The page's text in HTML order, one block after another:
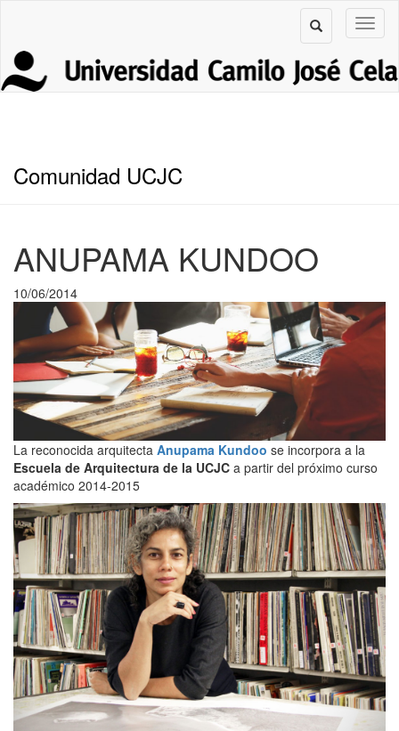
Comunidad UCJC
ANUPAMA KUNDOO
10/06/2014
La reconocida arquitecta Anupama Kundoo se incorpora a la
Escuela de Arquitectura de la UCJC a partir del próximo curso
académico 2014-2015